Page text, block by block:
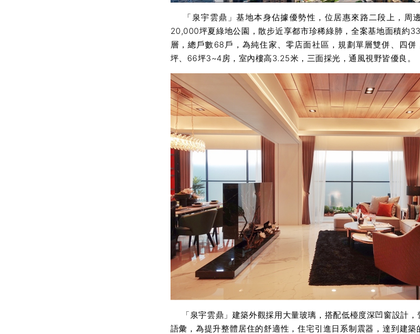
「泉宇雲鼎」基地本身佔據優勢性，位居惠來路二段上，周
20,000坪夏綠地公園，散步近享都市珍稀綠肺，全案基地面積約
層，總戶數68戶，為純住家、零店面社區，規劃單層雙併、四
坪、66坪3~4房，室內樓高3.25米，三面採光，通風視野皆優良。
「泉宇雲鼎」建築外觀採用大量玻璃，搭配低檯度深凹窗設計，
語彙，為提升整體居住的舒適性，住宅引進日系制震器，達到建築